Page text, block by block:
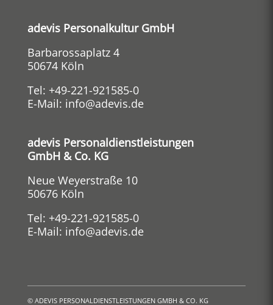
adevis Personalkultur GmbH
Barbarossaplatz 4
50674 Köln
Tel: +49-221-921585-0
E-Mail: info@adevis.de
adevis Personaldienstleistungen
GmbH & Co. KG
Neue Weyerstraße 10
50676 Köln
Tel: +49-221-921585-0
E-Mail: info@adevis.de
© ADEVIS PERSONALDIENSTLEISTUNGEN GMBH & CO. KG